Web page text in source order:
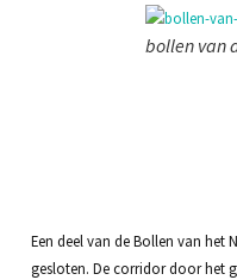
bollen van
Een deel van de Bollen van het
gesloten. De corridor door het